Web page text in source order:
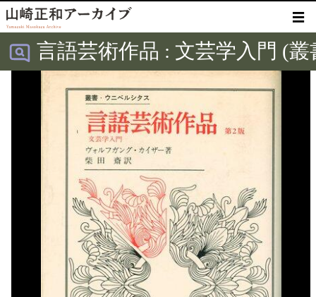
☰
言語芸術作品 : 文芸学入門 (